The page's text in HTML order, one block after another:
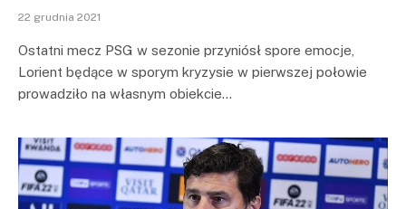
22 grudnia 2021
Ostatni mecz PSG w sezonie przyniósł spore emocje,
Lorient będące w sporym kryzysie w pierwszej połowie
prowadziło na własnym obiekcie…